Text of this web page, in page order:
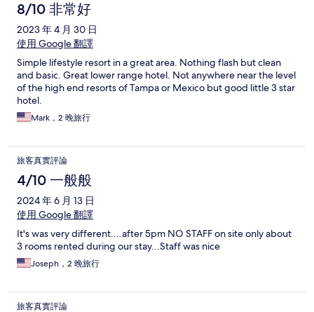
8/10 非常好
2023 年 4 月 30 日
使用 Google 翻譯
Simple lifestyle resort in a great area. Nothing flash but clean
and basic. Great lower range hotel. Not anywhere near the level
of the high end resorts of Tampa or Mexico but good little 3 star
hotel.
Mark，2 晚旅行
旅客真實評論
4/10 一般般
2024 年 6 月 13 日
使用 Google 翻譯
It's was very different....after 5pm NO STAFF on site only about
3 rooms rented during our stay...Staff was nice
Joseph，2 晚旅行
旅客真實評論